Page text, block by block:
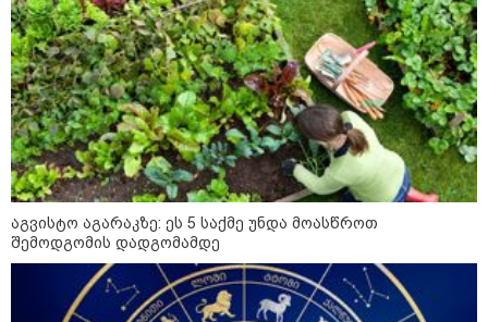
13:27 / 07-08-2026
"სტუმართმოყვარე ხალხი ვართ
- რუსს, ყაზახს, უკრაინელს,
შვეიცარიელს, იტალიელს,
ამერიკელს, შეუძლია
ჩამოვიდეს, დახარჯოს ფული...
არავინ შეზღუდული არაა" -
კალაძე
კატეგორიის ყველა სიახლე
აგვისტო აგარაკზე: ეს 5 საქმე უნდა მოასწროთ
შემოდგომის დადგომამდე